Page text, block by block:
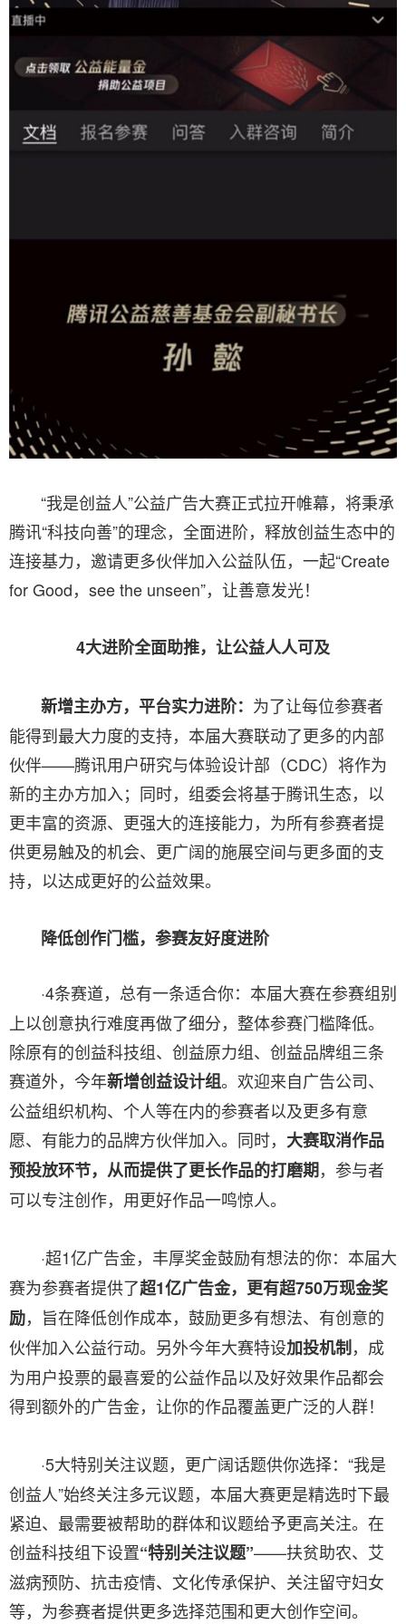
“我是创益人”公益广告大赛正式拉开帷幕，将秉承
腾讯“科技向善”的理念，全面进阶，释放创益生态中的
连接基力，邀请更多伙伴加入公益队伍，一起“Create
for Good，see the unseen”，让善意发光！
4大进阶全面助推，让公益人人可及
新增主办方， 平台实力进阶： 为了让每位参赛者
能得到最大力度的支持，本届大赛联动了更多的内部
伙伴——腾讯用户研究与体验设计部（CDC）将作为
新的主办方加入；同时，组委会将基于腾讯生态，以
更丰富的资源、更强大的连接能力，为所有参赛者提
供更易触及的机会、更广阔的施展空间与更多面的支
持，以达成更好的公益效果。
降低创作门槛，参赛友好度进阶
·4条赛道，总有一条适合你：本届大赛在参赛组别
上以创意执行难度再做了细分，整体参赛门槛降低。
除原有的创益科技组、创益原力组、创益品牌组三条
赛道外，今年新增创益设计组。欢迎来自广告公司、
公益组织机构、个人等在内的参赛者以及更多有意
愿、有能力的品牌方伙伴加入。同时， 大赛取消作品
预投放环节，从而提供了更长作品的打磨期，参与者
可以专注创作，用更好作品一鸣惊人。
·超1亿广告金，丰厚奖金鼓励有想法的你：本届大
赛为参赛者提供了超1亿广告金，更有超750万现金奖
励，旨在降低创作成本，鼓励更多有想法、有创意的
伙伴加入公益行动。另外今年大赛特设加投机制，成
为用户投票的最喜爱的公益作品以及好效果作品都会
得到额外的广告金，让你的作品覆盖更广泛的人群！
·5大特别关注议题，更广阔话题供你选择：“我是
创益人”始终关注多元议题，本届大赛更是精选时下最
紧迫、最需要被帮助的群体和议题给予更高关注。在
创益科技组下设置“特别关注议题”——扶贫助农、艾
滋病预防、抗击疫情、文化传承保护、关注留守妇女
等，为参赛者提供更多选择范围和更大创作空间。